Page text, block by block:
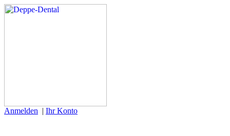
Anmelden | Ihr Konto